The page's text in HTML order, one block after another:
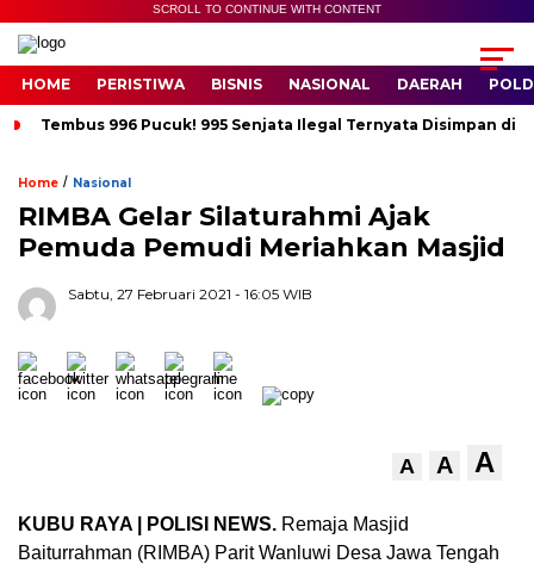
SCROLL TO CONTINUE WITH CONTENT
HOME PERISTIWA BISNIS NASIONAL DAERAH
Tembus 996 Pucuk! 995 Senjata Ilegal Ternyata Disimpan di
Home / Nasional
RIMBA Gelar Silaturahmi Ajak
Pemuda Pemudi Meriahkan Masjid
Sabtu, 27 Februari 2021 - 16:05 WIB
A A A
KUBU RAYA | POLISI NEWS. Remaja Masjid
Baiturrahman (RIMBA) Parit Wanluwi Desa Jawa Tengah